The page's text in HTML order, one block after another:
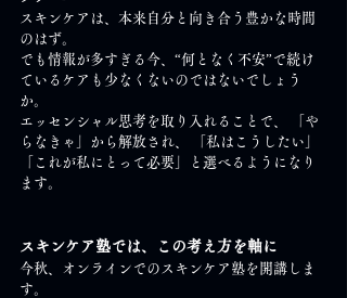
スキンケアは、本来自分と向き合う豊かな時間
のはず。
でも情報が多すぎる今、“何となく不安”で続け
ているケアも少なくないのではないでしょう
か。
エッセンシャル思考を取り入れることで、 「や
らなきゃ」から解放され、 「私はこうしたい」
「これが私にとって必要」と選べるようになり
ます。
スキンケア塾では、この考え方を軸に
今秋、オンラインでのスキンケア塾を開講しま
す。